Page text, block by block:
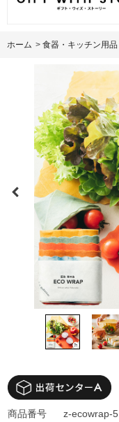
ホーム > 食器・キッチン用品
商品番号 z-ecowrap-5